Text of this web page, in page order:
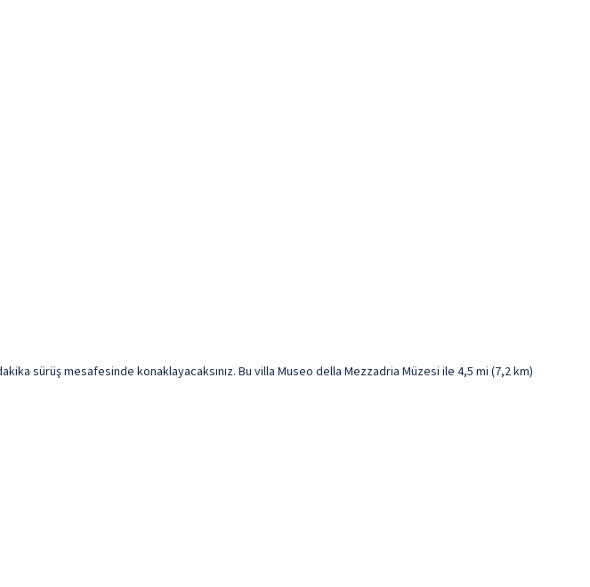
sürüş mesafesinde konaklayacaksınız. Bu villa Museo della Mezzadria Müzesi ile 4,5 mi (7,2 km)